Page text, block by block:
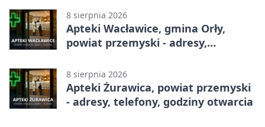
8 sierpnia 2026
Apteki Wacławice, gmina Orły,
powiat przemyski - adresy,
8 sierpnia 2026
Apteki Żurawica, powiat przemyski
- adresy, telefony, godziny otwarcia